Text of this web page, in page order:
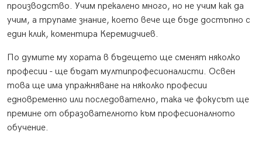
производство. Учим прекалено много, но не учим как да
учим, а трупаме знание, което вече ще бъде достъпно с
един клик, коментира Керемидчиев.
По думите му хората в бъдещето ще сменят няколко
професии - ще бъдат мултипрофесионалисти. Освен
това ще има упражняване на няколко професии
едновременно или последователно, така че фокусът ще
премине от образователното към професионалното
обучение.